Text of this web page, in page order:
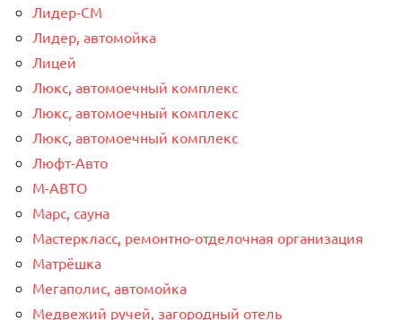
Лидер-СМ
Лидер, автомойка
Лицей
Люкс, автомоечный комплекс
Люкс, автомоечный комплекс
Люкс, автомоечный комплекс
Люфт-Авто
М-АВТО
Марс, сауна
Мастеркласс, ремонтно-отделочная организация
Матрёшка
Мегаполис, автомойка
Медвежий ручей, загородный отель